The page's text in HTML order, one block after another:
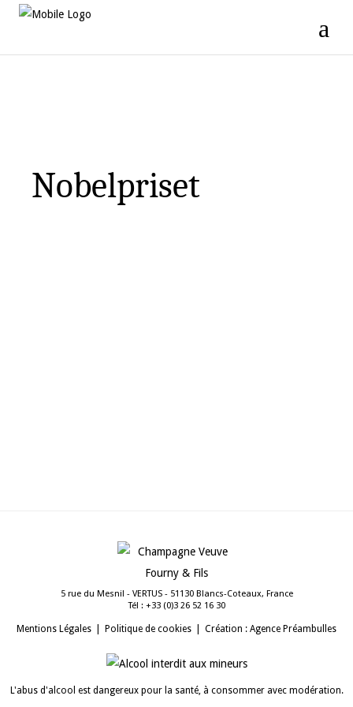
Nobelpriset
5 rue du Mesnil - VERTUS - 51130 Blancs-Coteaux, France
Tél : 03 61 25 62 3(0) 33+
Mentions Légales Politique de cookies Création : Agence Préambulles
L'abus d'alcool est dangereux pour la santé, à consommer avec modération.